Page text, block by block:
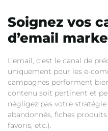
Soignez vos
d’email
L’email, c’est le canal de
uniquement pour les e-
campagnes performent
contenu soit pertinent et
négligez pas votre
abandonnés, fiches
favoris, etc.).